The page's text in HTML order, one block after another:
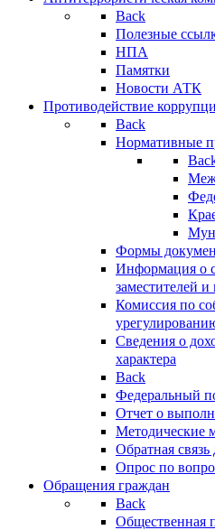
Back
Полезные
НПА
Памятки
Новости АТК
Противодействие
Back
Нормативные
Формы
Информация о
заместителей
Комиссия по
Сведения о
характера
Back
Федеральный
Отчет о
Методические
Обратная
Опрос по
Обращения граждан
Back
Общественная